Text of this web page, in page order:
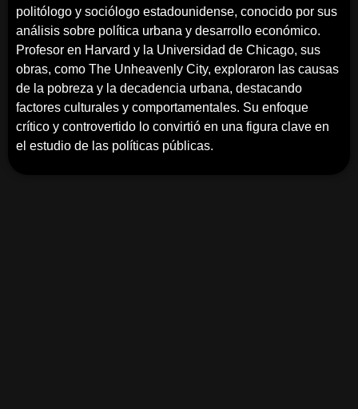
politólogo y sociólogo estadounidense, conocido por sus
análisis sobre política urbana y desarrollo económico.
Profesor en Harvard y la Universidad de Chicago, sus
obras, como The Unheavenly City, exploraron las causas
de la pobreza y la decadencia urbana, destacando
factores culturales y comportamentales. Su enfoque
crítico y controvertido lo convirtió en una figura clave en
el estudio de las políticas públicas.